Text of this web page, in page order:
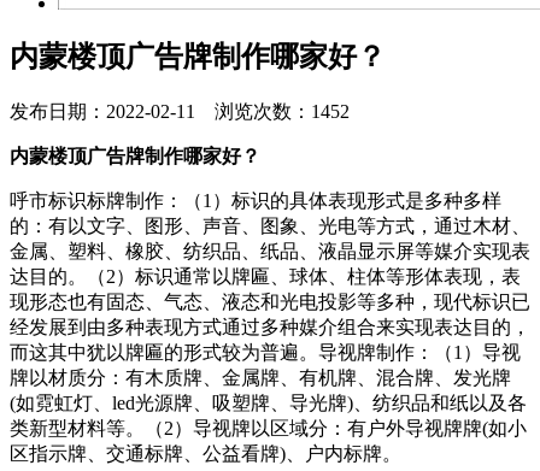
内蒙楼顶广告牌制作哪家好？
发布日期：2022-02-11 浏览次数：1452
内蒙楼顶广告牌制作哪家好？
呼市标识标牌制作：（1）标识的具体表现形式是多种多样
的：有以文字、图形、声音、图象、光电等方式，通过木材、
金属、塑料、橡胶、纺织品、纸品、液晶显示屏等媒介实现表
达目的。（2）标识通常以牌匾、球体、柱体等形体表现，表
现形态也有固态、气态、液态和光电投影等多种，现代标识已
经发展到由多种表现方式通过多种媒介组合来实现表达目的，
而这其中犹以牌匾的形式较为普遍。导视牌制作：（1）导视
牌以材质分：有木质牌、金属牌、有机牌、混合牌、发光牌
(如霓虹灯、led光源牌、吸塑牌、导光牌)、纺织品和纸以及各
类新型材料等。（2）导视牌以区域分：有户外导视牌牌(如小
区指示牌、交通标牌、公益看牌)、户内标牌。